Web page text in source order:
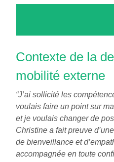
Contexte de la
mobilité externe
“J’ai sollicité les
voulais faire un point sur
et je voulais changer de
Christine a fait preuve
de bienveillance et
accompagnée en toute